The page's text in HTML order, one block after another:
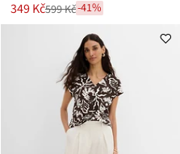
Nová
cena
349 Kč
Zlevněno599 Kč-41%